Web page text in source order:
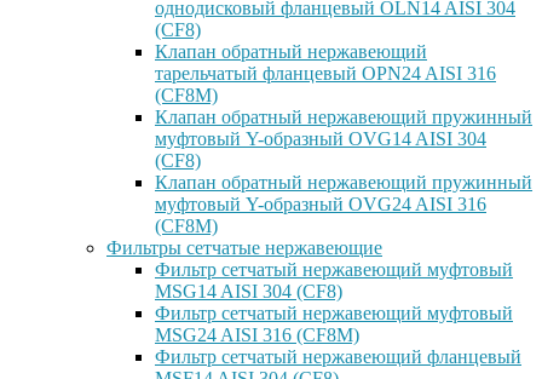
однодисковый фланцевый OLN14 AISI 304
(CF8)
Клапан обратный нержавеющий
тарельчатый фланцевый OPN24 AISI 316
(CF8M)
Клапан обратный нержавеющий пружинный
муфтовый Y-образный OVG14 AISI 304
(CF8)
Клапан обратный нержавеющий пружинный
муфтовый Y-образный OVG24 AISI 316
(CF8М)
Фильтры сетчатые нержавеющие
Фильтр сетчатый нержавеющий муфтовый
MSG14 AISI 304 (CF8)
Фильтр сетчатый нержавеющий муфтовый
MSG24 AISI 316 (CF8M)
Фильтр сетчатый нержавеющий фланцевый